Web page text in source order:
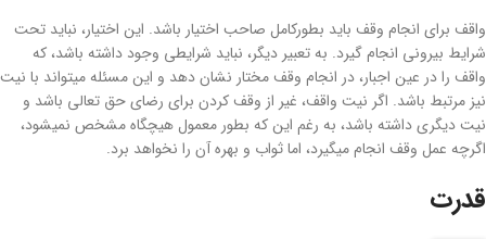
واقف برای انجام وقف باید بطورکامل صاحب اختیار باشد. این اختیار، نباید تحت
شرایط بیرونی انجام گیرد. به ­تعبیر دیگر، نباید شرایطی وجود داشته باشد، که
واقف را در عین اجبار، در انجام وقف مختار نشان دهد و این مسئله می­تواند با نیت
نیز مرتبط باشد. اگر نیت واقف، غیر از وقف کردن برای رضای حق­ تعالی باشد و
نیت دیگری داشته باشد، به رغم این که بطور معمول هیچ­گاه مشخص نمی­شود،
اگرچه عمل وقف انجام می­گیرد، اما ثواب و بهره آن را نخواهد برد.
قدرت